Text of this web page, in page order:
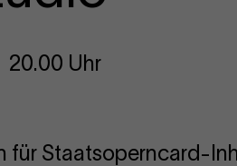
20.00 Uhr
für Staatsoperncard-